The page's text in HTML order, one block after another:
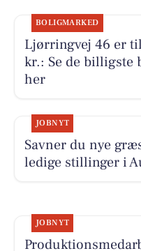
BOLIGMARKED
Ljørringvej 46 er
kr.: Se de
her
JOBNYT
Savner du nye
ledige stillinger i
JOBNYT